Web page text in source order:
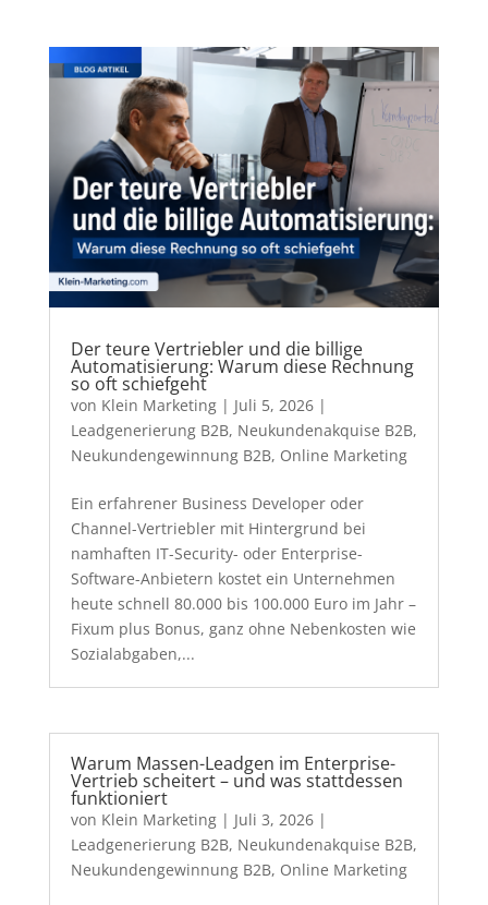
Der teure Vertriebler und die billige
Automatisierung: Warum diese Rechnung
so oft schiefgeht
von Klein Marketing| Juli 5, 2026|
Leadgenerierung B2B, Neukundenakquise B2B,
Neukundengewinnung B2B, Online Marketing
Ein erfahrener Business Developer oder
Channel-Vertriebler mit Hintergrund bei
namhaften IT-Security- oder Enterprise-
Software-Anbietern kostet ein Unternehmen
heute schnell 80.000 bis 100.000 Euro im Jahr –
Fixum plus Bonus, ganz ohne Nebenkosten wie
Sozialabgaben,...
Warum Massen-Leadgen im Enterprise-
Vertrieb scheitert – und was stattdessen
funktioniert
von Klein Marketing| Juli 3, 2026|
Leadgenerierung B2B, Neukundenakquise B2B,
Neukundengewinnung B2B, Online Marketing